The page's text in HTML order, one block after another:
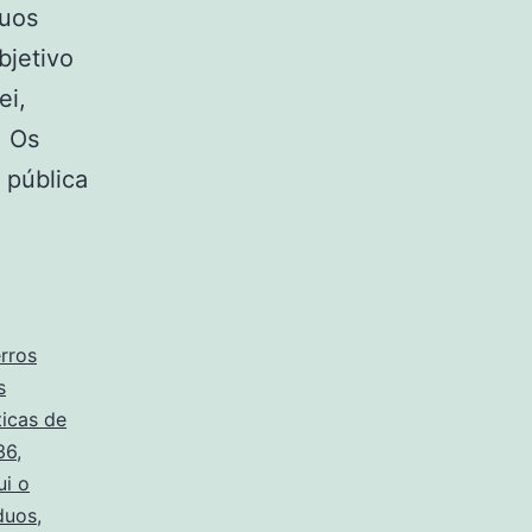
Os
pública
de
,
o
,